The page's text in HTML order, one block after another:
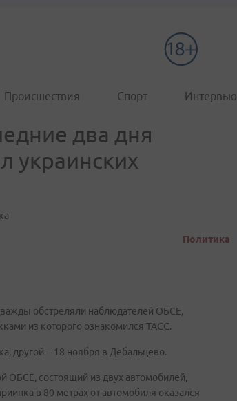
Происшествия Спорт Интервью
два дня
украинских
Политика
обстреляли наблюдателей ОБСЕ,
из которого ознакомился ТАСС.
другой – 18 ноября в Дебальцево.
ОБСЕ, состоящий из двух автомобилей,
в 80 метрах от автомобиля оказался